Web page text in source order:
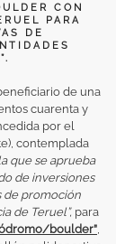
CON
PARA
DE
de una
cuarenta y
por el
contemplada
que se aprueba
de inversiones
de promoción
de Teruel”, para
boulder”